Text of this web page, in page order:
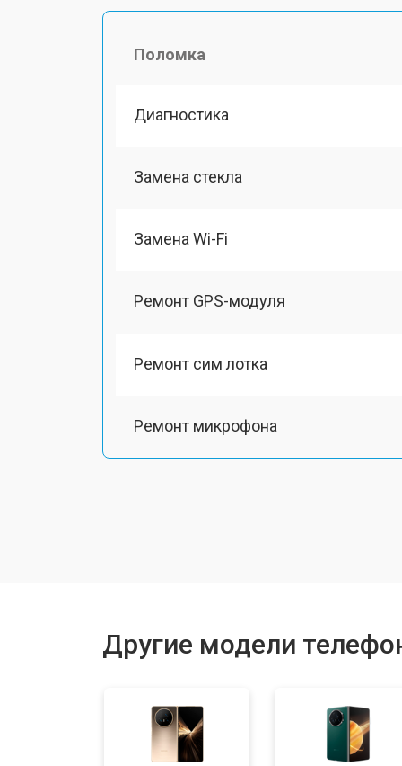
Поломка
Диагностика
Замена стекла
Замена Wi-Fi
Ремонт GPS-модуля
Ремонт сим лотка
Ремонт микрофона
Замена дисплея (экрана)
Другие модели